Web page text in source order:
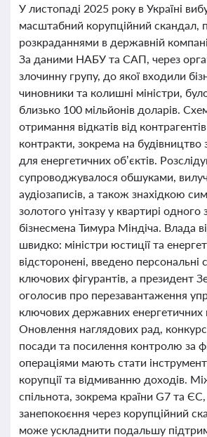
У листопаді 2025 року в Україні
масштабний корупційний скандал,
розкраданнями в державній
За даними НАБУ та САП, через
злочинну групу, до якої входили
чиновники та колишні міністри,
близько 100 мільйонів доларів.
отримання відкатів від
контракти, зокрема на будівництво
для енергетичних об’єктів.
супроводжувалося обшуками,
аудіозаписів, а також знахідкою
золотого унітазу у квартирі одного
бізнесмена Тимура Міндіча. Влада
швидко: міністри юстиції та
відсторонені, введено персональні
ключових фігурантів, а президент
оголосив про перезавантаження
ключових державних енергетичних
Оновлення наглядових рад,
посади та посилення контролю за
операціями мають стати
корупції та відмиванню доходів.
спільнота, зокрема країни G7 та
занепокоєння через корупційний
може ускладнити подальшу